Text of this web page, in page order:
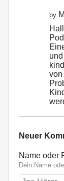
by
von
Neuer
Name oder
Dein Name